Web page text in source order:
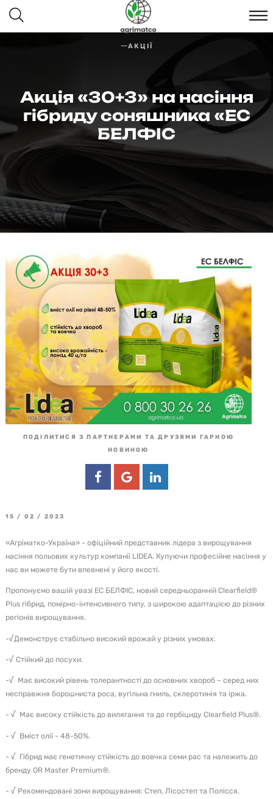
АКЦІЇ
Акція «30+3» на насіння
гібриду соняшника «ЕС
БЕЛФІС
ПОДІЛИТИСЯ З ПАРТНЕРАМИ ТА ДРУЗЯМИ ГАРНОЮ
НОВИНОЮ
15 / 02 / 2023
«Агріматко-Україна» - офіційний представник лідера з вирощування
насіння польових культур компанії LIDEA. Купуючи професійне насіння у
нас ви можете бути впевнені у його якості.
Пропонуємо вашій увазі ЕС БЕЛФІС, новий середньоранній Clearfield®
Plus гібрид, помірно-інтенсивного типу, з широкою адаптацією до різних
регіонів вирощування.
-√Демонструє стабільно високий врожай у різних умовах.
-√ Стійкий до посухи.
-√ Має високий рівень толерантності до основних хвороб – серед них
несправжня борошниста роса, вугільна гниль, склеротинія та іржа.
- √ Має високу стійкість до вилягання та до гербіциду Clearfield Plus®.
- √ Вміст олії - 48-50%.
- √ Гібрид має генетичну стійкість до вовчка семи рас та належить до
бренду OR Master Premium®.
- √ Рекомендовані зони вирощування: Степ, Лісостеп та Полісся.